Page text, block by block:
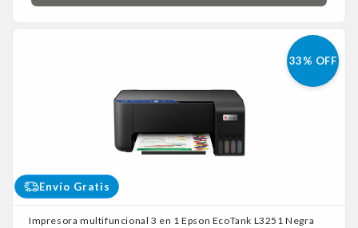
33% OFF
Envío Gratis
Impresora multifuncional 3 en 1 Epson EcoTank L3251 Negra